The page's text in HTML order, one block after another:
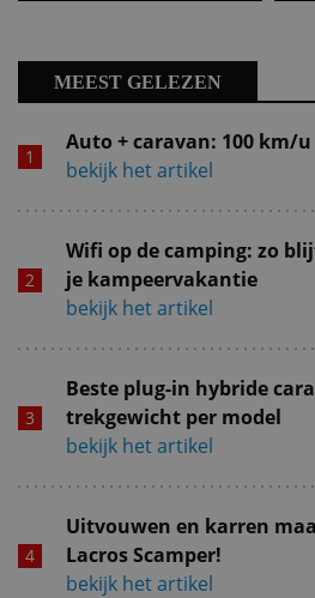
MEEST GELEZEN
Auto + caravan: 100 km/
bekijk het artikel
Wifi op de camping: zo
je kampeervakantie
bekijk het artikel
Beste plug-in hybride
trekgewicht per model
bekijk het artikel
Uitvouwen en karren
Lacros Scamper!
bekijk het artikel